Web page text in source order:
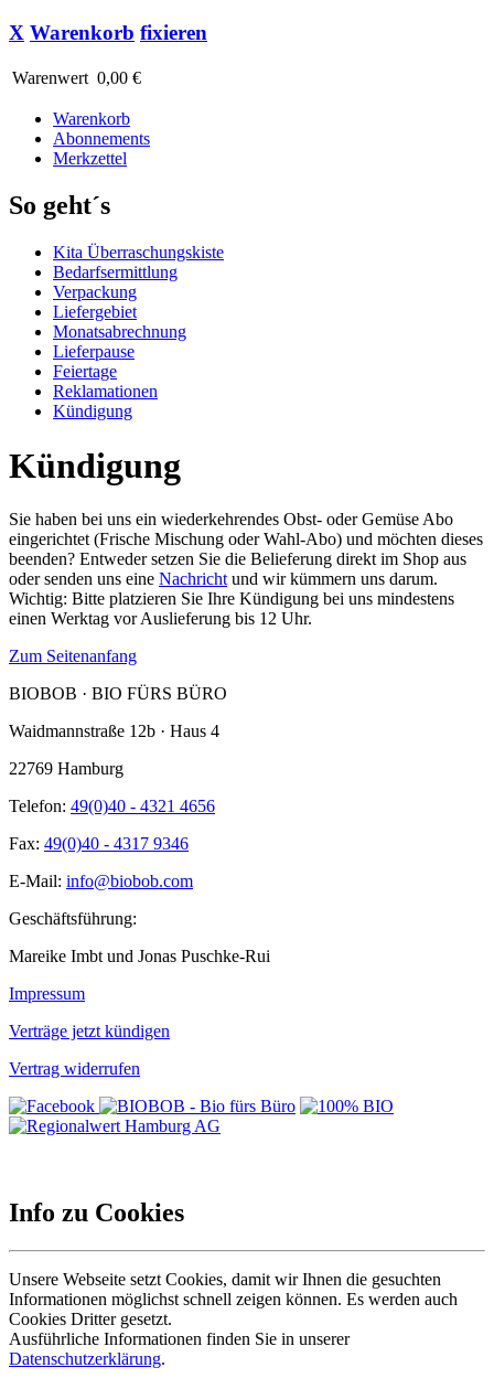
X Warenkorb fixieren
Warenwert 0,00 €
Warenkorb
Abonnements
Merkzettel
So geht´s
Kita Überraschungskiste
Bedarfsermittlung
Verpackung
Liefergebiet
Monatsabrechnung
Lieferpause
Feiertage
Reklamationen
Kündigung
Kündigung
Sie haben bei uns ein wiederkehrendes Obst- oder Gemüse Abo
eingerichtet (Frische Mischung oder Wahl-Abo) und möchten dieses
beenden? Entweder setzen Sie die Belieferung direkt im Shop aus
oder senden uns eine Nachricht und wir kümmern uns darum.
Wichtig: Bitte platzieren Sie Ihre Kündigung bei uns mindestens
einen Werktag vor Auslieferung bis 12 Uhr.
Zum Seitenanfang
BIOBOB · BIO FÜRS BÜRO
Waidmannstraße 12b · Haus 4
22769 Hamburg
Telefon: 49(0)40 - 4321 4656
Fax: 49(0)40 - 4317 9346
E-Mail: info@biobob.com
Geschäftsführung:
Mareike Imbt und Jonas Puschke-Rui
Impressum
Verträge jetzt kündigen
Vertrag widerrufen
Info zu Cookies
Unsere Webseite setzt Cookies, damit wir Ihnen die gesuchten
Informationen möglichst schnell zeigen können. Es werden auch
Cookies Dritter gesetzt.
Ausführliche Informationen finden Sie in unserer
Datenschutzerklärung.